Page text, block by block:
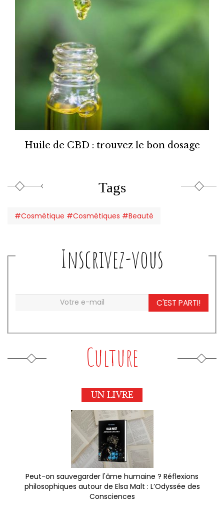
Huile de CBD : trouvez le bon dosage
Tags
#Cosmétique #Cosmétiques #Beauté
Inscrivez-vous
C'EST PARTI!
Culture
UN LIVRE
Peut-on sauvegarder l'âme humaine ? Réflexions
philosophiques autour de Elsa Malt : L’Odyssée des
Consciences